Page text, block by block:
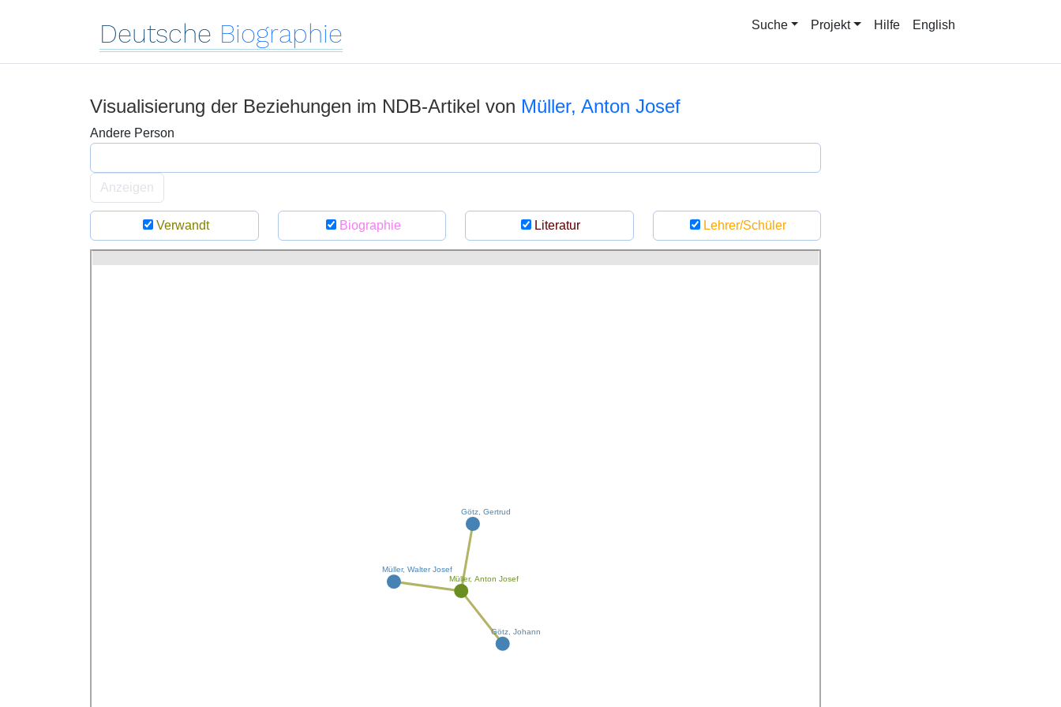
Deutsche Biographie Suche Projekt Hilfe English
Visualisierung der Beziehungen im NDB-Artikel von Müller, Anton Josef
Andere Person
Anzeigen
Verwandt Biographie Literatur Lehrer/Schüler
Müller, Anton Josef
Müller, Walter Josef
Götz, Gertrud
Götz, Johann